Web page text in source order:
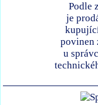
Podle
je
povinen
u